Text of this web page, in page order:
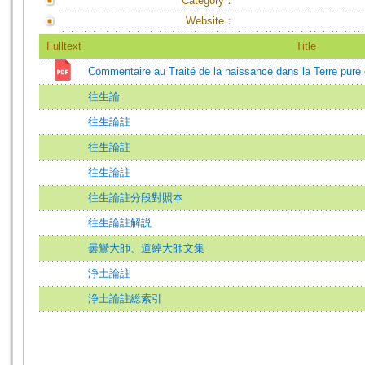
Website：
Fulltext Title
Commentaire au Traité de la naissance dans la Terre
往生論
往生論註
往生論註
往生論註
往生論註分段對照本
往生論註解説
曇鸞大師、道綽大師文集
浄土論註
浄土論註総索引